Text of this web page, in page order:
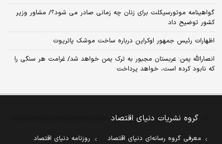
گواهینامه موتورسیکلت برای زنان چه زمانی صادر می شود؟/ مشاور وزیر
کشور توضیح داد
اظهارات رئیس جمهور اوکراین درباره ساخت موشک پاتریوت
انصارالله یمن: عربستان مجبور به ترک یمن خواهد شد/ غرامت هر سنگی را
که نابود کرده است، خواهد پرداخت
گروه نشریات دنیای اقتصاد
معرفی گروه رسانه‌ای دنیای اقتصاد
روزنامه دنیای اقتصاد